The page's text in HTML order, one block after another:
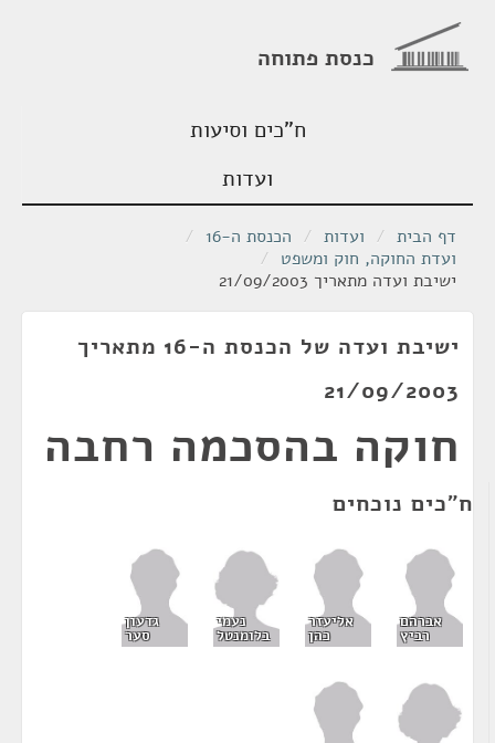
כנסת פתוחה
ח"כים וסיעות
ועדות
דף הבית / ועדות / הכנסת ה-16
/
ועדת החוקה, חוק ומשפט /
ישיבת ועדה מתאריך 21/09/2003
ישיבת ועדה של הכנסת ה-16 מתאריך
21/09/2003
חוקה בהסכמה רחבה
ח"כים נוכחים
אברהם
רביץ
אליעזר
כהן
נעמי
בלומנטל
גדעון
סער